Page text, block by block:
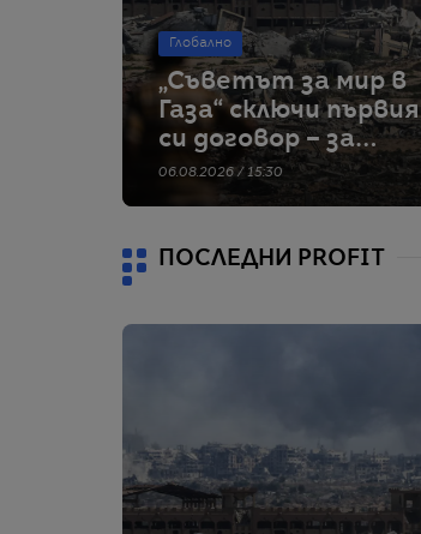
Глобално
„Съветът за мир в
Газа“ сключи първия
си договор – за
строителство на
06.08.2026 / 15:30
ПОСЛЕДНИ PROFIT